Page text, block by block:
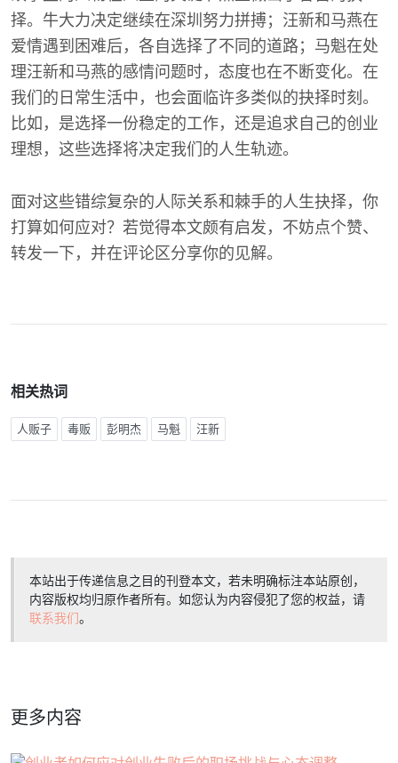
择。牛大力决定继续在深圳努力拼搏；汪新和马燕在
爱情遇到困难后，各自选择了不同的道路；马魁在处
理汪新和马燕的感情问题时，态度也在不断变化。在
我们的日常生活中，也会面临许多类似的抉择时刻。
比如，是选择一份稳定的工作，还是追求自己的创业
理想，这些选择将决定我们的人生轨迹。
面对这些错综复杂的人际关系和棘手的人生抉择，你
打算如何应对？若觉得本文颇有启发，不妨点个赞、
转发一下，并在评论区分享你的见解。
相关热词
人贩子 毒贩 彭明杰 马魁 汪新
本站出于传递信息之目的刊登本文，若未明确标注本站原创，
内容版权均归原作者所有。如您认为内容侵犯了您的权益，请
联系我们。
更多内容